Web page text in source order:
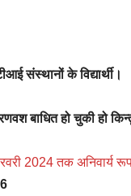
संस्थानों के विद्यार्थी।
बाधित हो चुकी हो
2024 तक अनिवार्य